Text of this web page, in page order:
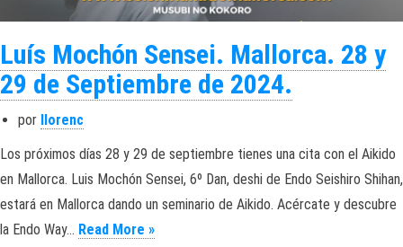
Luís Mochón Sensei. Mallorca. 28 y
29 de Septiembre de 2024.
por llorenc
Los próximos días 28 y 29 de septiembre tienes una cita con el Aikido
en Mallorca. Luis Mochón Sensei, 6º Dan, deshi de Endo Seishiro Shihan,
estará en Mallorca dando un seminario de Aikido. Acércate y descubre
la Endo Way… Read More »Luís Mochón Sensei. Mallorca. 28 y 29